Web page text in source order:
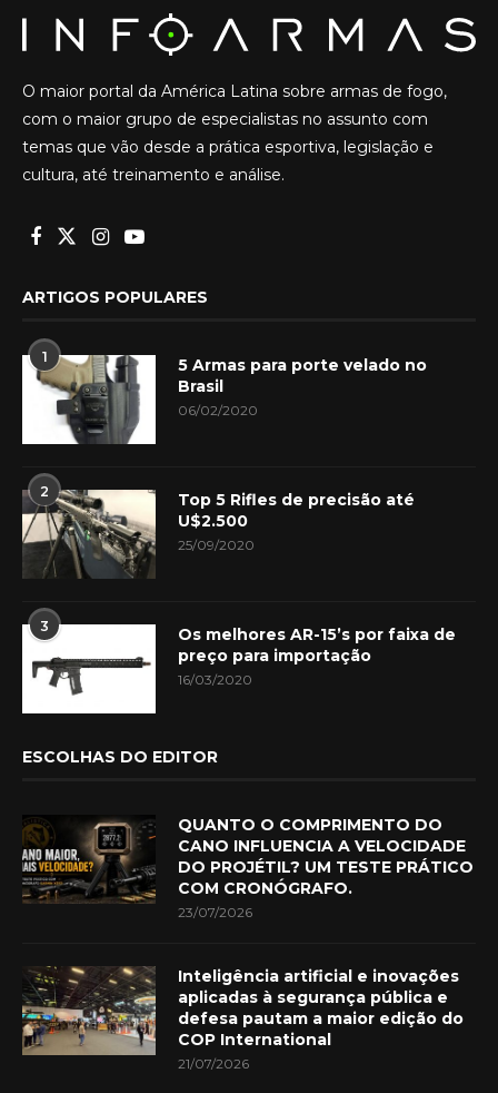
O maior portal da América Latina sobre armas de fogo,
com o maior grupo de especialistas no assunto com
temas que vão desde a prática esportiva, legislação e
cultura, até treinamento e análise.
ARTIGOS POPULARES
1
5 Armas para porte velado no
Brasil
06/02/2020
2
Top 5 Rifles de precisão até
U$2.500
25/09/2020
3
Os melhores AR-15’s por faixa de
preço para importação
16/03/2020
ESCOLHAS DO EDITOR
QUANTO O COMPRIMENTO DO
CANO INFLUENCIA A VELOCIDADE
DO PROJÉTIL? UM TESTE PRÁTICO
COM CRONÓGRAFO.
23/07/2026
Inteligência artificial e inovações
aplicadas à segurança pública e
defesa pautam a maior edição do
COP International
21/07/2026